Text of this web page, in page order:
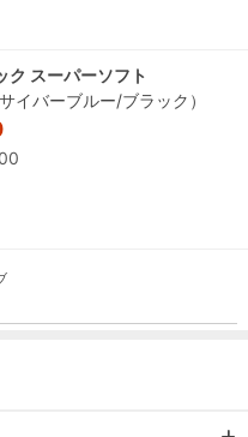
ク スーパーソフト
イバーブルー/ブラック）